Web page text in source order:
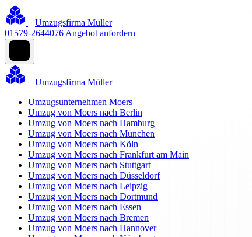
Umzugsfirma Müller
01579-2644076 Angebot anfordern
Umzugsfirma Müller
Umzugsunternehmen Moers
Umzug von Moers nach Berlin
Umzug von Moers nach Hamburg
Umzug von Moers nach München
Umzug von Moers nach Köln
Umzug von Moers nach Frankfurt am Main
Umzug von Moers nach Stuttgart
Umzug von Moers nach Düsseldorf
Umzug von Moers nach Leipzig
Umzug von Moers nach Dortmund
Umzug von Moers nach Essen
Umzug von Moers nach Bremen
Umzug von Moers nach Hannover